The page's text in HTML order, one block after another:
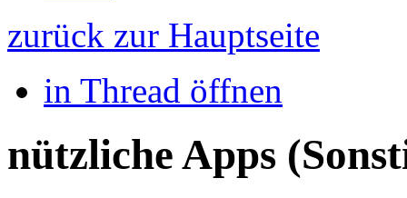
zurück zur Hauptseite
in Thread öffnen
nützliche Apps